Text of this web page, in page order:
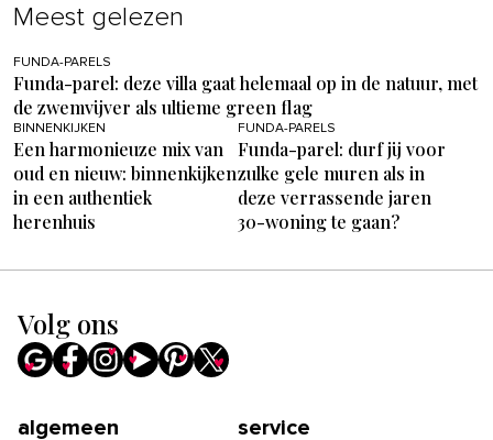
Meest gelezen
FUNDA-PARELS
Funda-parel: deze villa gaat helemaal op in de natuur, met
de zwemvijver als ultieme green flag
BINNENKIJKEN
Een harmonieuze mix van
oud en nieuw: binnenkijken
in een authentiek
herenhuis
FUNDA-PARELS
Funda-parel: durf jij voor
zulke gele muren als in
deze verrassende jaren
30-woning te gaan?
Volg ons
algemeen
service